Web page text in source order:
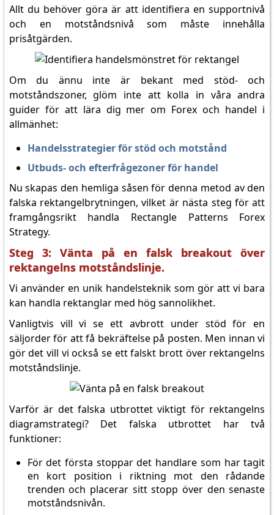
Allt du behöver göra är att identifiera en supportnivå
och en motståndsnivå som måste innehålla
prisåtgärden.
Om du ännu inte är bekant med stöd- och
motståndszoner, glöm inte att kolla in våra andra
guider för att lära dig mer om Forex och handel i
allmänhet:
Handelsstrategier för stöd och motstånd
Utbuds- och efterfrågezoner för handel
Nu skapas den hemliga såsen för denna metod av den
falska rektangelbrytningen, vilket är nästa steg för att
framgångsrikt handla Rectangle Patterns Forex
Strategy.
Steg 3: Vänta på en falsk breakout över
rektangelns motståndslinje.
Vi använder en unik handelsteknik som gör att vi bara
kan handla rektanglar med hög sannolikhet.
Vanligtvis vill vi se ett avbrott under stöd för en
säljorder för att få bekräftelse på posten. Men innan vi
gör det vill vi också se ett falskt brott över rektangelns
motståndslinje.
Varför är det falska utbrottet viktigt för rektangelns
diagramstrategi? Det falska utbrottet har två
funktioner:
För det första stoppar det handlare som har tagit
en kort position i riktning mot den rådande
trenden och placerar sitt stopp över den senaste
motståndsnivån.